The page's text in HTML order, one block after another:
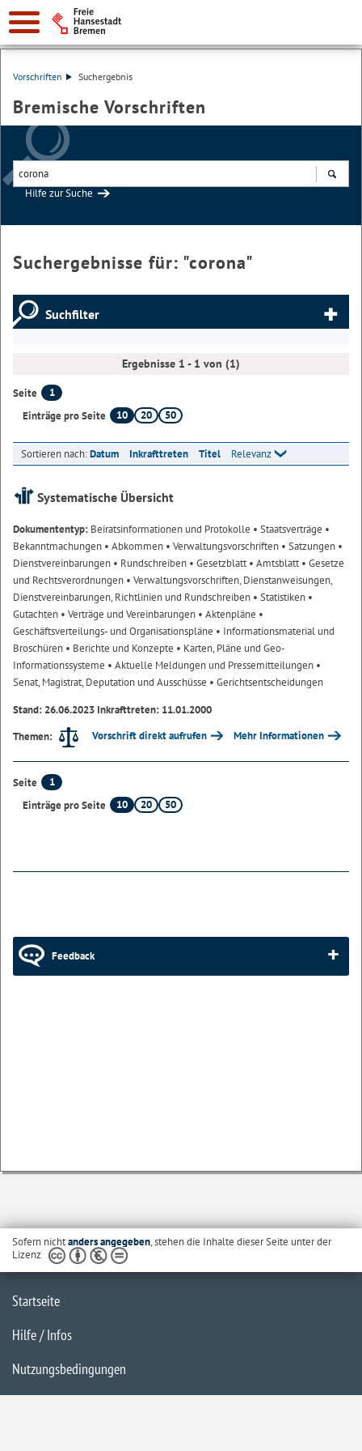
Vorschriften Suchergebnis
Bremische Vorschriften
Hilfe zur Suche
Suchergebnisse für: "corona"
Suchfilter
Ergebnisse 1 - 1 von (1)
Seite
1
Einträge pro Seite
10 20 50
Sortieren nach:Datum Inkrafttreten Titel Relevanz
Systematische Übersicht
Dokumententyp: Beiratsinformationen und Protokolle • Staatsverträge •
Bekanntmachungen • Abkommen • Verwaltungsvorschriften • Satzungen •
Dienstvereinbarungen • Rundschreiben • Gesetzblatt• Amtsblatt• Gesetze
und Rechtsverordnungen • Verwaltungsvorschriften, Dienstanweisungen,
Dienstvereinbarungen, Richtlinien und Rundschreiben • Statistiken •
Gutachten • Verträge und Vereinbarungen • Aktenpläne •
Geschäftsverteilungs- und Organisationspläne • Informationsmaterial und
Broschüren • Berichte und Konzepte • Karten, Pläne und Geo-
Informationssysteme • Aktuelle Meldungen und Pressemitteilungen •
Senat, Magistrat, Deputation und Ausschüsse • Gerichtsentscheidungen
Stand: 26.06.2023 Inkrafttreten: 11.01.2000
Themen:
Vorschrift direkt aufrufen Mehr Informationen
Seite
1
Einträge pro Seite
10 20 50
Feedback
Sofern nichtanders angegeben, stehen die Inhalte dieser Seite unter der
Lizenz
Startseite
Hilfe / Infos
Nutzungsbedingungen